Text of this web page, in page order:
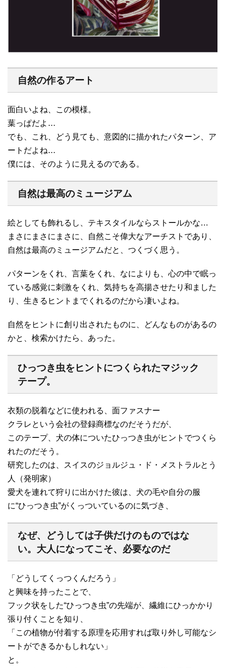
自然の作るアート
面白いよね、この模様。
葉っぱだよ…
でも、これ、どう見ても、意図的に描かれたパターン、ア
ートだよね…
僕には、そのように見えるのである。
自然は最高のミュージアム
絵としても飾れるし、テキスタイルならストールかな…
まさにまさにまさに、自然こそ偉大なアーチストであり、
自然は最高のミュージアムだと、つくづく思う。
パターンをくれ、言葉をくれ、なによりも、心の中で眠っ
ている感覚に刺激をくれ、気持ちを高揚させたり和ました
り、生きるヒントまでくれるのだから凄いよね。
自然をヒントに創り出されたものに、どんなものがあるの
かと、検索かけたら、あった。
ひっつき虫をヒントにつくられたマジック
テープ。
衣類の脱着などに使われる、面ファスナー
クラレという会社の登録商標なのだそうだが、
このテープ、犬の体についたひっつき虫がヒントでつくら
れたのだそう。
研究したのは、スイスのジョルジュ・ド・メストラルとう
人（発明家）
愛犬を連れて狩りに出かけた彼は、犬の毛や自分の服
に“ひっつき虫”がくっついているのに気づき、
なぜ、どうしては子供だけのものではな
い。大人になってこそ、必要なのだ
「どうしてくっつくんだろう」
と興味を持ったことで、
フック状をした“ひっつき虫”の先端が、繊維にひっかかり
張り付くことを知り、
「この植物が付着する原理を応用すれば取り外し可能なシ
ートができるかもしれない」
と。